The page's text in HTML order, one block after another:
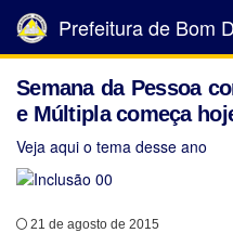
Prefeitura de Bom
Semana da Pessoa
e Múltipla começa
Veja aqui o tema desse ano
21 de agosto de 2015